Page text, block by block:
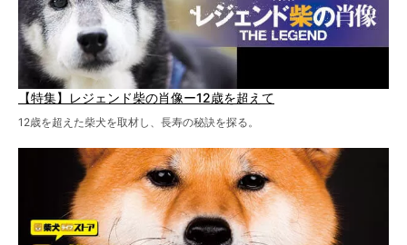
【特集】レジェンド柴の肖像ー12歳を超えて
12歳を超えた柴犬を取材し、長寿の秘訣を探る。